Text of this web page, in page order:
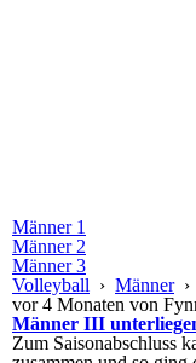
Männer 1
Männer 2
Männer 3
Volleyball › Männer ›
vor 4 Monaten von
Männer III
Zum Saisonabschluss